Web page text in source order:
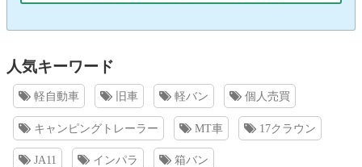
人気キーワード
軽自動車 旧車 軽バン 個人売買
キャンピングトレーラー MT車 17クラウン
JA11 インパラ 箱バン